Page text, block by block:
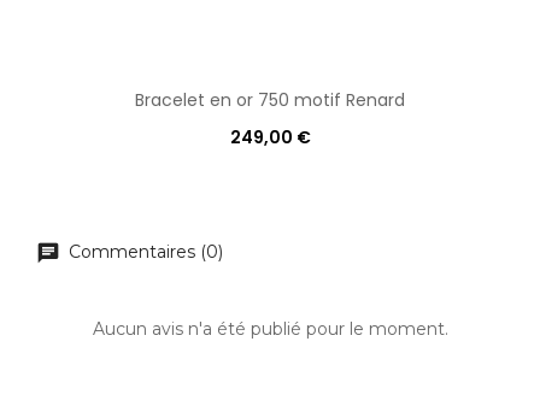
Bracelet en or 750 motif Renard
249,00 €
Commentaires (0)
Aucun avis n'a été publié pour le moment.